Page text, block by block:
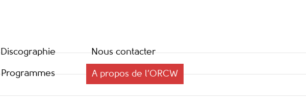
Discographie
Programmes
Nous contacter
A propos de l’ORCW